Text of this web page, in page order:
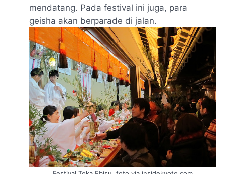
mendatang. Pada festival ini juga, para
geisha akan berparade di jalan.